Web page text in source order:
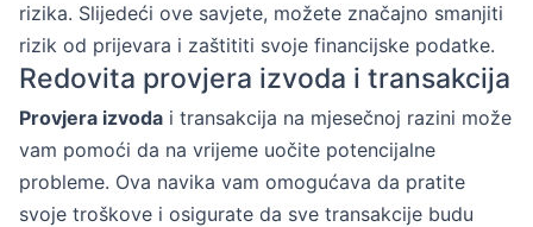
rizika. Slijedeći ove savjete, možete značajno smanjiti
rizik od prijevara i zaštititi svoje financijske podatke.
Redovita provjera izvoda i transakcija
Provjera izvoda i transakcija na mjesečnoj razini može
vam pomoći da na vrijeme uočite potencijalne
probleme. Ova navika vam omogućava da pratite
svoje troškove i osigurate da sve transakcije budu